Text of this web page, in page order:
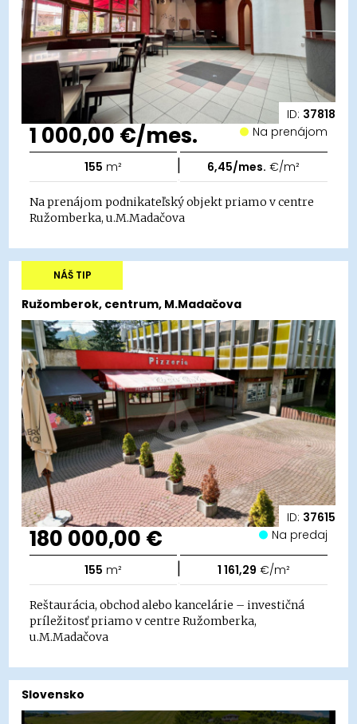
ID: 37818
1 000,00 €/mes. Na prenájom
155 m² | 6,45/mes. €/m²
Na prenájom podnikateľský objekt priamo v centre
Ružomberka, u.M.Madačova
ID: 37615
Ružomberok, centrum, M.Madačova
NÁŠ TIP
180 000,00 € Na predaj
155 m² | 1 161,29 €/m²
Reštaurácia, obchod alebo kancelárie – investičná
príležitosť priamo v centre Ružomberka,
u.M.Madačova
Slovensko